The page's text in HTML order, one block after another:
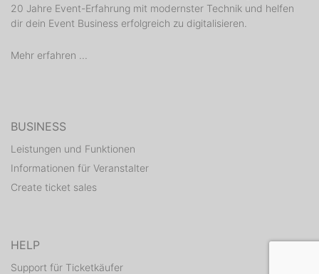
20 Jahre Event-Erfahrung mit modernster Technik und helfen
dir dein Event Business erfolgreich zu digitalisieren.
Mehr erfahren ...
BUSINESS
Leistungen und Funktionen
Informationen für Veranstalter
Create ticket sales
HELP
Support für Ticketkäufer